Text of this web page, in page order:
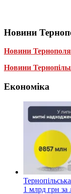
Новини
Новини Тернополя
Новини
Економіка
1 млрд грн за